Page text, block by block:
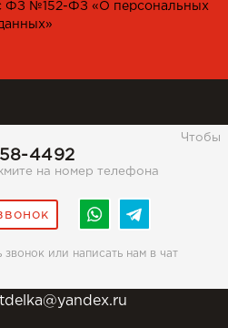
с ФЗ №152-ФЗ «О персональных
4492
Чтобы
на номер телефона
звонок или написать нам в чат